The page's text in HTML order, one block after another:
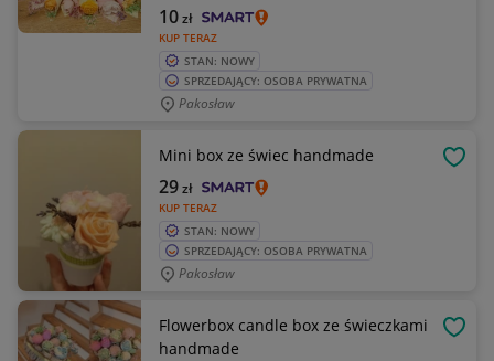
KUP TERAZ
10zł
STAN: NOWY
SPRZEDAJĄCY: OSOBA PRYWATNA
Pakosław
Mini box ze świec handmade
KUP TERAZ
29zł
STAN: NOWY
SPRZEDAJĄCY: OSOBA PRYWATNA
Pakosław
Flowerbox candle box ze świeczkami
handmade